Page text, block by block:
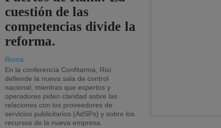
cuestión de las
competencias divide la
reforma.
Roma
En la conferencia Confitarma, Rixi
defiende la nueva sala de control
nacional, mientras que expertos y
operadores piden claridad sobre las
relaciones con los proveedores de
servicios publicitarios (AdSPs) y sobre los
recursos de la nueva empresa.